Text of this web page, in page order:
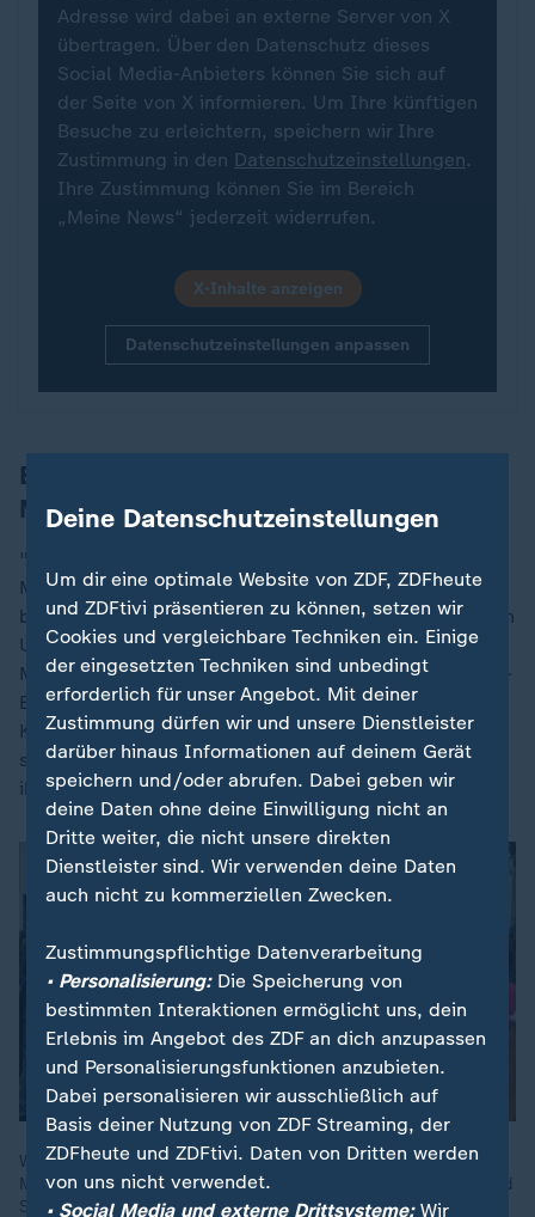
Adresse wird dabei an externe Server von X
übertragen. Über den Datenschutz dieses
Social Media-Anbieters können Sie sich auf
der Seite von X informieren. Um Ihre künftigen
Besuche zu erleichtern, speichern wir Ihre
Zustimmung in den Datenschutzeinstellungen.
Ihre Zustimmung können Sie im Bereich
„Meine News“ jederzeit widerrufen.
X-Inhalte anzeigen
Datenschutzeinstellungen anpassen
Bericht: Kuba hat mehr als 300
Militärdrohnen erworben
"Axios" berichtet, Kuba habe mehr als 300
Militärdrohnen erworben und vor kurzem damit
begonnen, Pläne zu erörtern, diese für Angriffe auf den
US-Stützpunkt Guantánamo Bay auf Kuba, auf US-
Militärschiffe und möglicherweise auf Key West im US-
Bundesstaat Florida zu nutzen, das nur rund 170
Kilometer von Havanna entfernt liegt. Das US-Medium
stützt sich dabei auf Geheimdienstinformationen, die
ihm vorliegen.
Wegen einer US-Blockade erhält das verarmte Land seit
Monaten keine Öllieferungen. Es gibt kaum noch Treibstoff und
Strom. Nun droht auch die Tourismusindustrie
Deine Datenschutzeinstellungen
Um dir eine optimale Website von ZDF, ZDFheute
und ZDFtivi präsentieren zu können, setzen wir
Cookies und vergleichbare Techniken ein. Einige
der eingesetzten Techniken sind unbedingt
erforderlich für unser Angebot. Mit deiner
Zustimmung dürfen wir und unsere Dienstleister
darüber hinaus Informationen auf deinem Gerät
speichern und/oder abrufen. Dabei geben wir
deine Daten ohne deine Einwilligung nicht an
Dritte weiter, die nicht unsere direkten
Dienstleister sind. Wir verwenden deine Daten
auch nicht zu kommerziellen Zwecken.
Zustimmungspflichtige Datenverarbeitung
• Personalisierung:Die Speicherung von
bestimmten Interaktionen ermöglicht uns, dein
Erlebnis im Angebot des ZDF an dich anzupassen
und Personalisierungsfunktionen anzubieten.
Dabei personalisieren wir ausschließlich auf
Basis deiner Nutzung von ZDF Streaming, der
ZDFheute und ZDFtivi. Daten von Dritten werden
von uns nicht verwendet.
• Social Media und externe Drittsysteme:Wir